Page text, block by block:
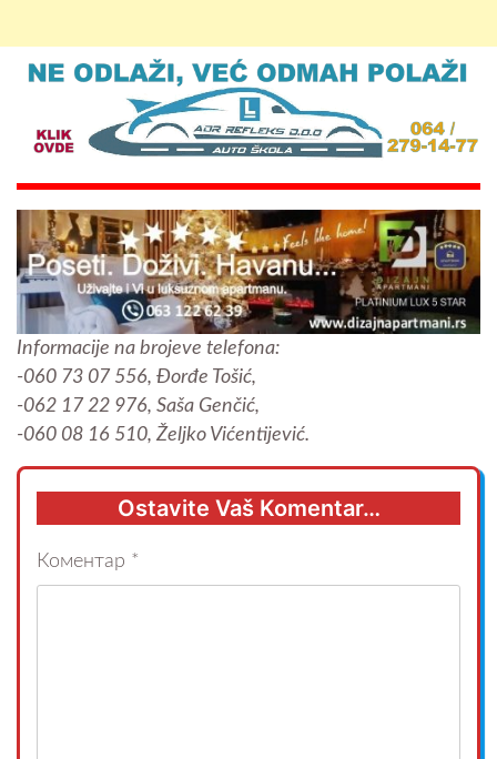
Informacije na brojeve telefona:
-060 73 07 556, Đorđe Tošić,
-062 17 22 976, Saša Genčić,
-060 08 16 510, Željko Vićentijević.
Ostavite Vaš Komentar…
Коментар *